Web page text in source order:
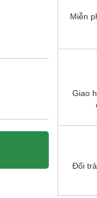
Miễn
Giao
Đổi